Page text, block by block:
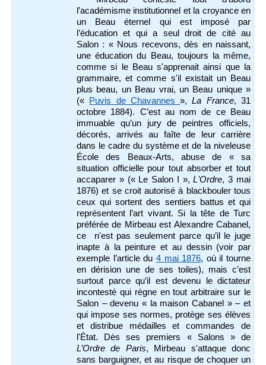
l’académisme institutionnel et la croyance en
un Beau éternel qui est imposé par
l’éducation et qui a seul droit de cité au
Salon : « Nous recevons, dès en naissant,
une éducation du Beau, toujours la même,
comme si le Beau s'apprenait ainsi que la
grammaire, et comme s'il existait un Beau
plus beau, un Beau vrai, un Beau unique »
(«
Puvis de Chavannes»,La France, 31
octobre 1884). C’est au nom de ce Beau
immuable qu’un jury de peintres officiels,
décorés, arrivés au faîte de leur carrière
dans le cadre du système et de la niveleuse
École des Beaux-Arts, abuse de « sa
situation officielle pour tout absorber et tout
accaparer » (« Le Salon I »,L'Ordre, 3 mai
1876) et se croit autorisé à blackbouler tous
ceux qui sortent des sentiers battus et qui
représentent l’art vivant. Si la tête de Turc
préférée de Mirbeau est Alexandre Cabanel,
ce n'est pas seulement parce qu’il le juge
inapte à la peinture et au dessin (voir par
exemple l’article du 4 mai 1876, où il tourne
en dérision une de ses toiles), mais c’est
surtout parce qu’il est devenu le dictateur
incontesté qui règne en tout arbitraire sur le
Salon – devenu « la maison Cabanel » – et
qui impose ses normes, protège ses élèves
et distribue médailles et commandes de
l'État. Dès ses premiers « Salons » de
L’Ordre de Paris, Mirbeau s'attaque donc
sans barguigner, et au risque de choquer un